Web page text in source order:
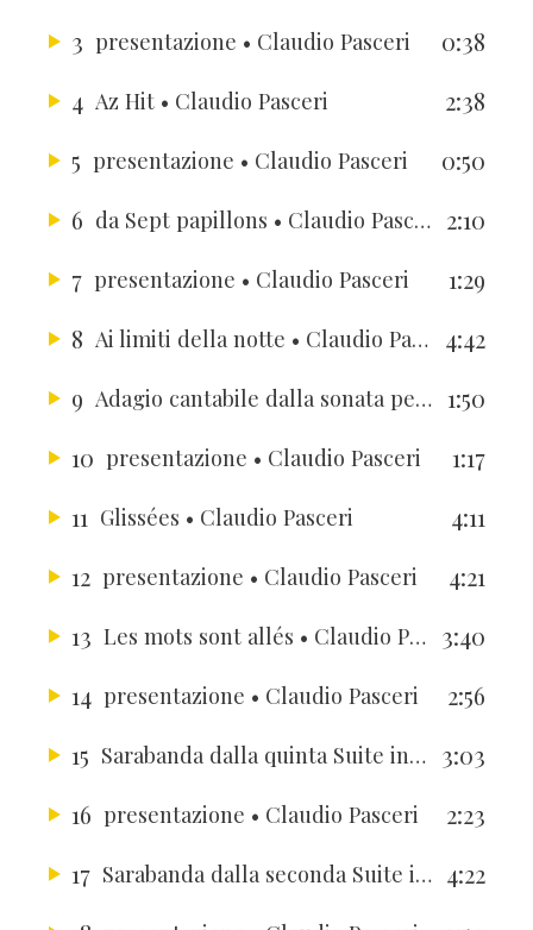
3 presentazione • Claudio Pasceri
0:38
4 Az Hit • Claudio Pasceri
2:38
5 presentazione • Claudio Pasceri
0:50
6 da Sept papillons • Claudio Pasceri
2:10
7 presentazione • Claudio Pasceri
1:29
8 Ai limiti della notte • Claudio Pasceri
4:42
9
Adagio cantabile dalla sonata per violoncello e pianoforte op. 69 1:50
10 presentazione • Claudio Pasceri
1:17
11 Glissées • Claudio Pasceri
4:11
12 presentazione • Claudio Pasceri
4:21
13 Les mots sont allés • Claudio Pasceri
3:40
14 presentazione • Claudio Pasceri
2:56
15
Sarabanda dalla quinta Suite in do minore 3:03
16 presentazione • Claudio Pasceri
2:23
17
Sarabanda dalla seconda Suite in re minore 4:22